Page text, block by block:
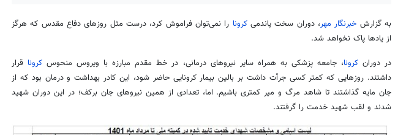
به گزارش خبرنگار مهر، دوران سخت پاندمیکرونا را نمی‌توان فراموش کرد، درست مثل روزهای دفاع مقدس که هرگز
از یادها پاک نخواهد شد.
در دوران کرونا، جامعه پزشکی به همراه سایر نیروهای درمانی، در خط مقدم مبارزه با ویروس منحوس کرونا قرار
داشتند. روزهایی که کمتر کسی جرأت داشت بر بالین بیمار کرونایی حاضر شود، این کادر بهداشت و درمان بود که از
جان مایه گذاشتند تا شاهد مرگ و میر کمتری باشیم. اما، تعدادی از همین نیروهای جان برکف؛ در این دوران شهید
شدند و لقب شهید خدمت را گرفتند.